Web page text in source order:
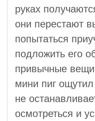
руках
они перестают
попытаться
подложить его
привычные
мини пиг
не
осмотреться и